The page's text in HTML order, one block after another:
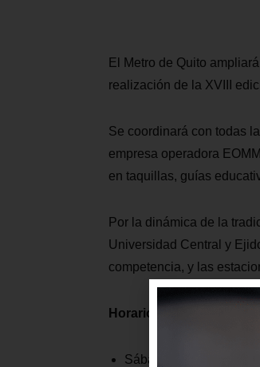
El Metro de Quito
realización de la XVIII
Se coordinará con todas
empresa operadora
en taquillas, guías
Por la dinámica de la
Universidad Central y
competencia, y las
Horario:
Sábado 6 de julio: